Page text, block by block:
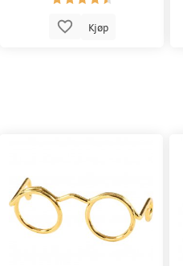
Kjøp